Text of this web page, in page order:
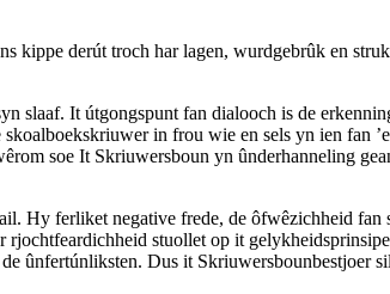
kippe derút troch har lagen, wurdgebrûk en
slaaf. It útgongspunt fan dialooch is de
in frou wie en sels yn ien fan
soe It Skriuwersboun yn ûnderhanneling
Hy ferliket negative frede, de ôfwêzichheid fan
stuollet op it
ûnfertúnliksten. Dus it Skriuwersbounbestjoer